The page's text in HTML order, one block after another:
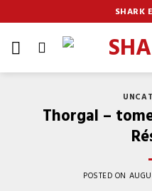
to
content
SHARK
Thorgal –
POSTED ON